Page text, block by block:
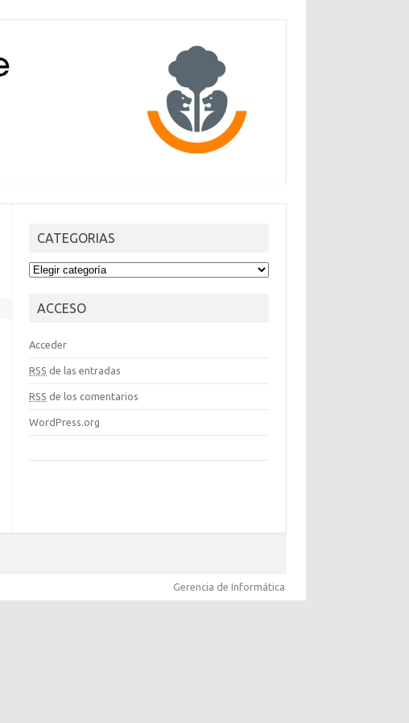
CATEGORIAS
CATEGORIAS
ACCESO
Acceder
RSS de las entradas
RSS de los comentarios
WordPress.org
Gerencia de Informática